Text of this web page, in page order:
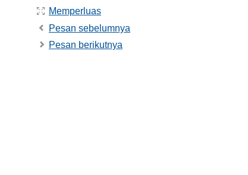
Memperluas
Pesan sebelumnya
Pesan berikutnya